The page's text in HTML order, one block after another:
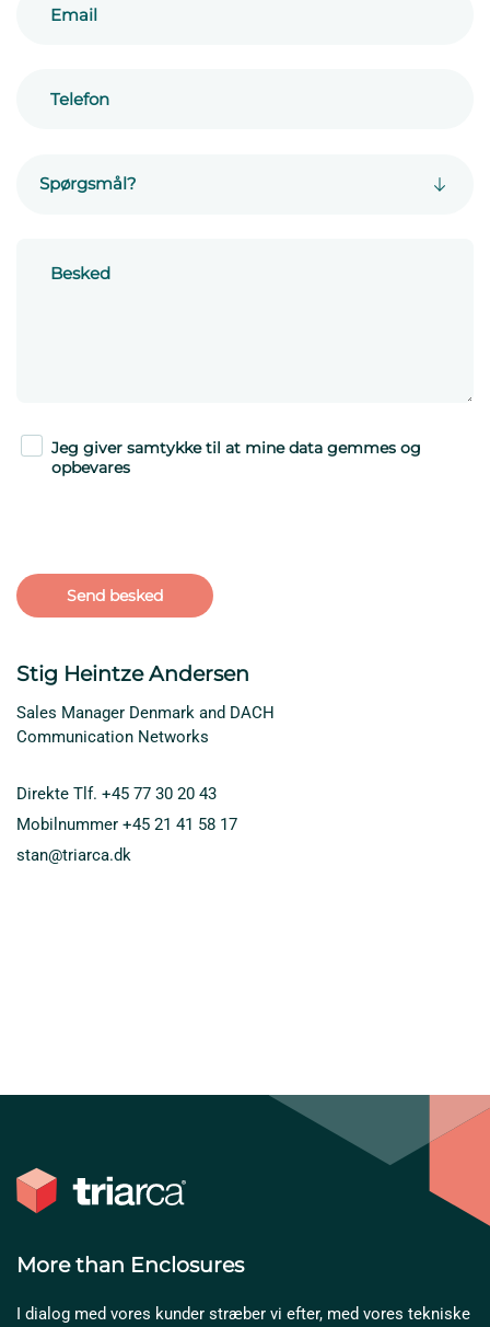
Stig Heintze Andersen
Sales Manager Denmark and DACH
Communication Networks
Direkte Tlf. +45 77 30 20 43
Mobilnummer +45 21 41 58 17
stan@triarca.dk
Jeg giver samtykke til at mine data gemmes og
opbevares
More than Enclosures
I dialog med vores kunder stræber vi efter, med vores tekniske